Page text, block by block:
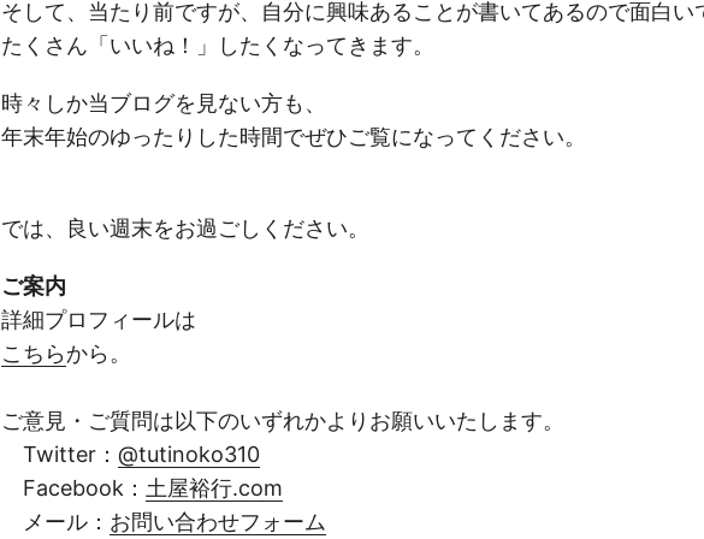
そして、当たり前ですが、自分に興味あることが書いてあるので面白い
たくさん「いいね！」したくなってきます。
時々しか当ブログを見ない方も、
年末年始のゆったりした時間でぜひご覧になってください。
では、良い週末をお過ごしください。
ご案内
詳細プロフィールは
こちらから。
ご意見・ご質問は以下のいずれかよりお願いいたします。
Twitter： @tutinoko310
Facebook： 土屋裕行.com
メール： お問い合わせフォーム